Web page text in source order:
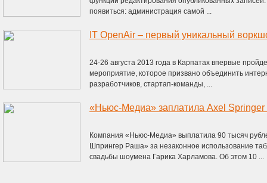
появиться: администрация самой ...
IT OpenAir – первый уникальный
24-26 августа 2013 года в Карпатах впервые
мероприятие, которое призвано объединить
разработчиков, стартап-команды, ...
Компания «Ньюс-Медиа» выплатила 90 тысяч
Шпрингер Раша» за незаконное использование
свадьбы шоумена Гарика Харламова. Об этом 10 ...